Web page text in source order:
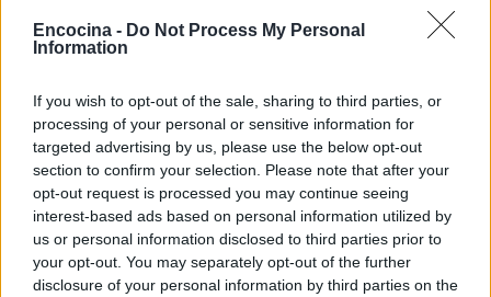
Encocina - Do Not Process My Personal
Information
If you wish to opt-out of the sale, sharing to third parties, or
processing of your personal or sensitive information for
targeted advertising by us, please use the below opt-out
section to confirm your selection. Please note that after your
opt-out request is processed you may continue seeing
interest-based ads based on personal information utilized by
us or personal information disclosed to third parties prior to
your opt-out. You may separately opt-out of the further
disclosure of your personal information by third parties on the